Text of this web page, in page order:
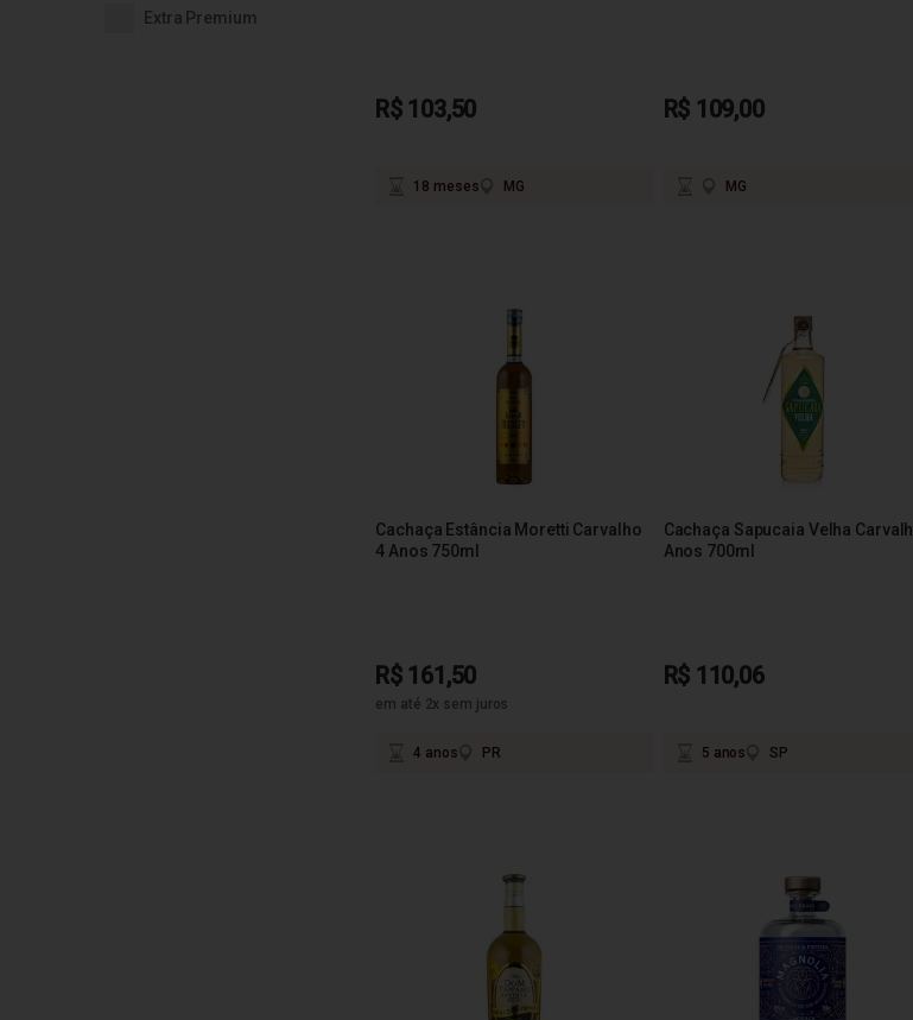
Extra Premium
R$ 103,50
18 meses MG
R$ 109,00
MG
Cachaça Estância Moretti Carvalho
4 Anos 750ml
R$ 161,50
em até 2x sem juros
4 anos PR
Cachaça Sapucaia Velha
Anos 700ml
R$ 110,06
5 anos SP